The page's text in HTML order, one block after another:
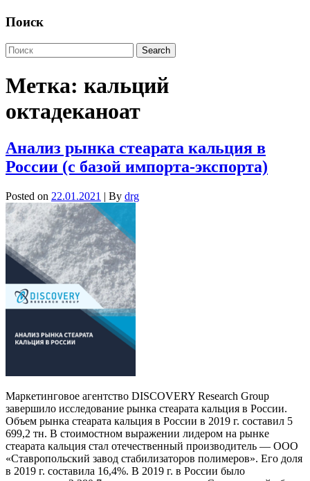
Поиск
Метка: кальций
октадеканоат
Анализ рынка стеарата кальция в
России (с базой импорта-экспорта)
Posted on 22.01.2021 | By drg
Маркетинговое агентство DISCOVERY Research Group
завершило исследование рынка стеарата кальция в России.
Объем рынка стеарата кальция в России в 2019 г. составил 5
699,2 тн. В стоимостном выражении лидером на рынке
стеарата кальция стал отечественный производитель — ООО
«Ставропольский завод стабилизаторов полимеров». Его доля
в 2019 г. составила 16,4%. В 2019 г. в России было